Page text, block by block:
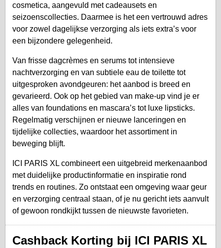
cosmetica, aangevuld met cadeausets en
seizoenscollecties. Daarmee is het een vertrouwd adres
voor zowel dagelijkse verzorging als iets extra’s voor
een bijzondere gelegenheid.
Van frisse dagcrèmes en serums tot intensieve
nachtverzorging en van subtiele eau de toilette tot
uitgesproken avondgeuren: het aanbod is breed en
gevarieerd. Ook op het gebied van make-up vind je er
alles van foundations en mascara’s tot luxe lipsticks.
Regelmatig verschijnen er nieuwe lanceringen en
tijdelijke collecties, waardoor het assortiment in
beweging blijft.
ICI PARIS XL combineert een uitgebreid merkenaanbod
met duidelijke productinformatie en inspiratie rond
trends en routines. Zo ontstaat een omgeving waar geur
en verzorging centraal staan, of je nu gericht iets aanvult
of gewoon rondkijkt tussen de nieuwste favorieten.
Cashback Korting bij ICI PARIS XL